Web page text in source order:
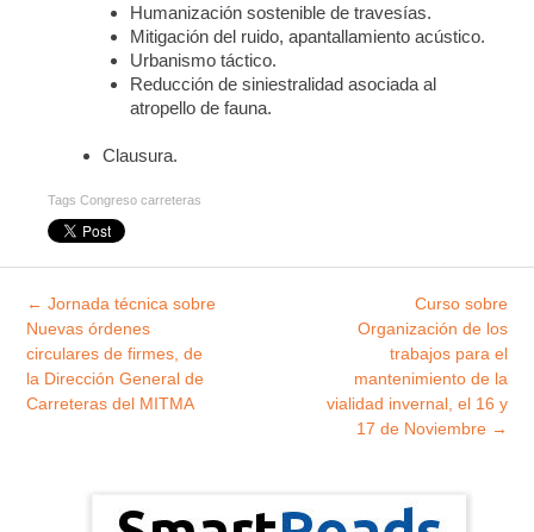
Humanización sostenible de travesías.
Mitigación del ruido, apantallamiento acústico.
Urbanismo táctico.
Reducción de siniestralidad asociada al
atropello de fauna.
Clausura.
Tags Congreso carreteras
Explorar
entradas
← Jornada técnica sobre
Nuevas órdenes
circulares de firmes, de
la Dirección General de
Carreteras del MITMA
Curso sobre
Organización de los
trabajos para el
mantenimiento de la
vialidad invernal, el 16 y
17 de Noviembre →